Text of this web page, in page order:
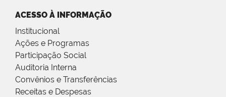
ACESSO À INFORMAÇÃO
Institucional
Ações e Programas
Participação Social
Auditoria Interna
Convênios e Transferências
Receitas e Despesas